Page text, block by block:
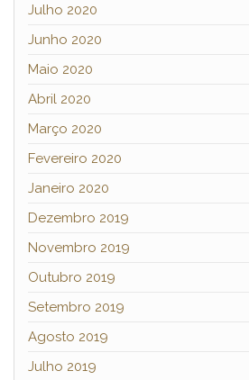
Julho 2020
Junho 2020
Maio 2020
Abril 2020
Março 2020
Fevereiro 2020
Janeiro 2020
Dezembro 2019
Novembro 2019
Outubro 2019
Setembro 2019
Agosto 2019
Julho 2019